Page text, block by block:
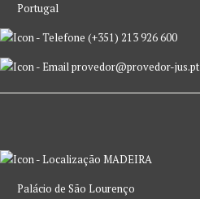
Portugal
(+351) 213 926 600
provedor@provedor-jus.pt
MADEIRA
Palácio de São Lourenço